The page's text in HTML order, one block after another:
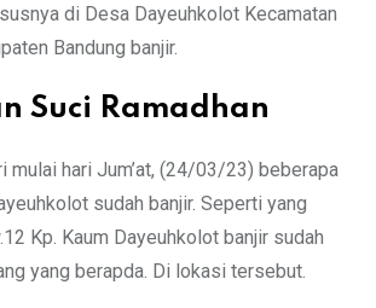
di Desa Dayeuhkolot Kecamatan
Bandung banjir.
Suci Ramadhan
mulai hari Jum’at, (24/03/23) beberapa
sudah banjir. Seperti yang
Kp. Kaum Dayeuhkolot banjir sudah
yang berapda. Di lokasi tersebut.